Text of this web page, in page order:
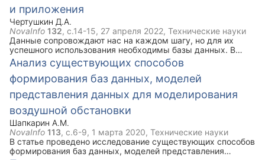
и приложения
Чертушкин Д.А.
NovaInfo 132, с.14-15, 27 апреля 2022, Технические науки
Данные сопровождают нас на каждом шагу, но для их
успешного использования необходимы базы данных. В
данной статье раскрываются понятия реляционных и
нереляционных баз данных и описываются их особенности.
Приводятся примеры популярных систем управления
базами данных и в каких отраслях они чаще всего
используются. В заключении делается вывод, что не
существует универсальных решений и для успешного
функционирования приложений необходимо знать оба
варианта.
Анализ существующих способов
формирования баз данных, моделей
представления данных для моделирования
воздушной обстановки
Шапкарин А.М.
NovaInfo 113, с.6-9, 1 марта 2020, Технические науки
В статье проведено исследование существующих способов
формирования баз данных, моделей представления